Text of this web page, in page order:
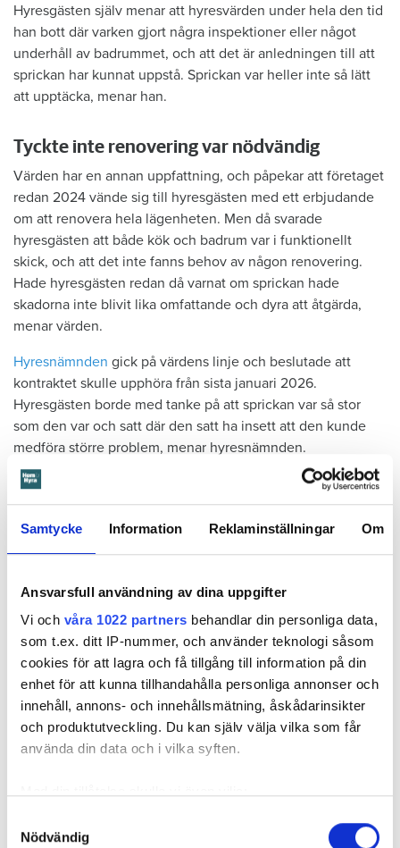
Samtycke Information Reklaminställningar Om
Ansvarsfull användning av dina uppgifter
Vi och våra 1022 partners behandlar din personliga data,
som t.ex. ditt IP-nummer, och använder teknologi såsom
cookies för att lagra och få tillgång till information på din
enhet för att kunna tillhandahålla personliga annonser och
innehåll, annons- och innehållsmätning, åskådarinsikter
och produktutveckling. Du kan själv välja vilka som får
använda din data och i vilka syften.
som kan ha en noggrannhet på upp till flera meter
Nödvändig
Hyresgästen själv menar att hyresvärden under hela den tid
han bott där varken gjort några inspektioner eller något
underhåll av badrummet, och att det är anledningen till att
sprickan har kunnat uppstå. Sprickan var heller inte så lätt
att upptäcka, menar han.
Tyckte inte renovering var nödvändig
Värden har en annan uppfattning, och påpekar att företaget
redan 2024 vände sig till hyresgästen med ett erbjudande
om att renovera hela lägenheten. Men då svarade
hyresgästen att både kök och badrum var i funktionellt
skick, och att det inte fanns behov av någon renovering.
Hade hyresgästen redan då varnat om sprickan hade
skadorna inte blivit lika omfattande och dyra att åtgärda,
menar värden.
Hyresnämnden gick på värdens linje och beslutade att
kontraktet skulle upphöra från sista januari 2026.
Hyresgästen borde med tanke på att sprickan var så stor
som den var och satt där den satt ha insett att den kunde
medföra större problem, menar hyresnämnden.
Beslutet överklagades tillSvea hovrättsom nu har kommit
domen sagt sig villig att gå med på. Innan 2 november i år
ska hyresgästen ha flyttat ut.
Svea hovrätts beslut kan inte överklagas.
Läs också
En hyresgäst är skyldig att väl vårda lägenheten under
hyrestiden och hålla den ren. Den ska vara i gott skick